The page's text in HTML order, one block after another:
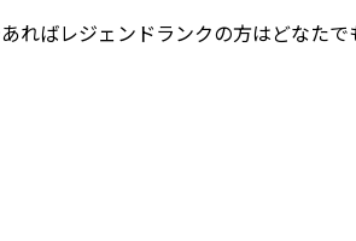
ればレジェンドランクの方はどなた